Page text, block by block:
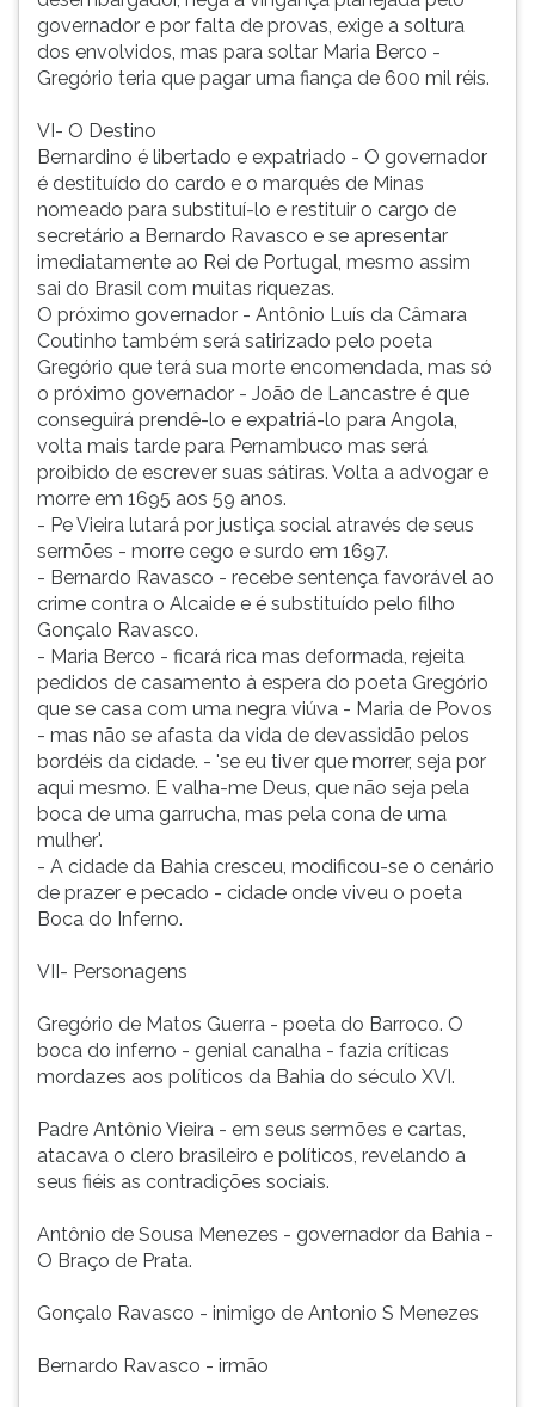
governador e por falta de provas, exige a soltura
dos envolvidos, mas para soltar Maria Berco -
Gregório teria que pagar uma fiança de 600 mil réis.
VI- O Destino
Bernardino é libertado e expatriado - O governador
é destituído do cardo e o marquês de Minas
nomeado para substituí-lo e restituir o cargo de
secretário a Bernardo Ravasco e se apresentar
imediatamente ao Rei de Portugal, mesmo assim
sai do Brasil com muitas riquezas.
O próximo governador - Antônio Luís da Câmara
Coutinho também será satirizado pelo poeta
Gregório que terá sua morte encomendada, mas só
o próximo governador - João de Lancastre é que
conseguirá prendê-lo e expatriá-lo para Angola,
volta mais tarde para Pernambuco mas será
proibido de escrever suas sátiras. Volta a advogar e
morre em 1695 aos 59 anos.
- Pe Vieira lutará por justiça social através de seus
sermões - morre cego e surdo em 1697.
- Bernardo Ravasco - recebe sentença favorável ao
crime contra o Alcaide e é substituído pelo filho
Gonçalo Ravasco.
- Maria Berco - ficará rica mas deformada, rejeita
pedidos de casamento à espera do poeta Gregório
que se casa com uma negra viúva - Maria de Povos
- mas não se afasta da vida de devassidão pelos
bordéis da cidade. - 'se eu tiver que morrer, seja por
aqui mesmo. E valha-me Deus, que não seja pela
boca de uma garrucha, mas pela cona de uma
mulher'.
- A cidade da Bahia cresceu, modificou-se o cenário
de prazer e pecado - cidade onde viveu o poeta
Boca do Inferno.
VII- Personagens
Gregório de Matos Guerra - poeta do Barroco. O
boca do inferno - genial canalha - fazia críticas
mordazes aos políticos da Bahia do século XVI.
Padre Antônio Vieira - em seus sermões e cartas,
atacava o clero brasileiro e políticos, revelando a
seus fiéis as contradições sociais.
Antônio de Sousa Menezes - governador da Bahia -
O Braço de Prata.
Gonçalo Ravasco - inimigo de Antonio S Menezes
Bernardo Ravasco - irmão